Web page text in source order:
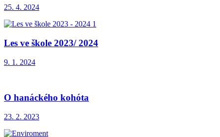
25. 4. 2024
Les ve škole 2023/ 2024
9. 1. 2024
O hanáckého kohóta
23. 2. 2023